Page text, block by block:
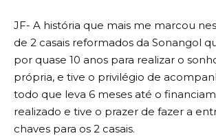
JF- A história que mais me marcou
de 2 casais reformados da Sonangol
por quase 10 anos para realizar o
própria, e tive o privilégio de
todo que leva 6 meses até o
realizado e tive o prazer de fazer a
chaves para os 2 casais.